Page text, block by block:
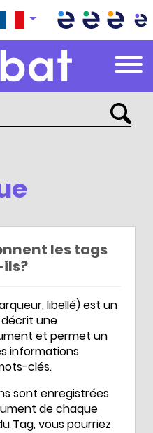
les tags
libellé) est un
une
et permet un
informations
clés.
sont enregistrées
de chaque
Tag, vous pourriez